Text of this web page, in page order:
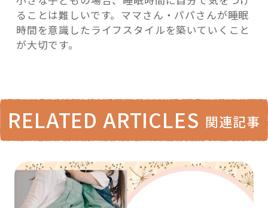
ることは難しいです。ママさん・パパさんが睡眠
時間を意識したライフスタイルを築いていくこと
が大切です。
RELATED ARTICLES 関連記事